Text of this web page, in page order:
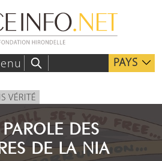
PAYS
VÉRITÉ
DES
DE LA NIA